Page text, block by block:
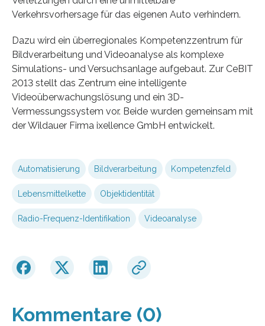
Verkehrsvorhersage für das eigenen Auto verhindern.
Dazu wird ein überregionales Kompetenzzentrum für
Bildverarbeitung und Videoanalyse als komplexe
Simulations- und Versuchsanlage aufgebaut. Zur CeBIT
2013 stellt das Zentrum eine intelligente
Videoüberwachungslösung und ein 3D-
Vermessungssystem vor. Beide wurden gemeinsam mit
der Wildauer Firma ixellence GmbH entwickelt.
Automatisierung Bildverarbeitung Kompetenzfeld
Lebensmittelkette Objektidentität
Radio-Frequenz-Identifikation Videoanalyse
Kommentare (0)